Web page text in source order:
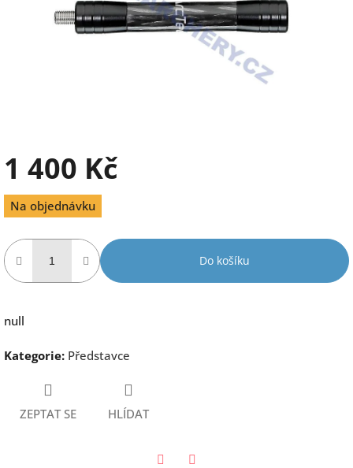
1 400 Kč
Měrná
cena:
Na objednávku
Do košíku
null
Kategorie: Představce
ZEPTAT SE HLÍDAT